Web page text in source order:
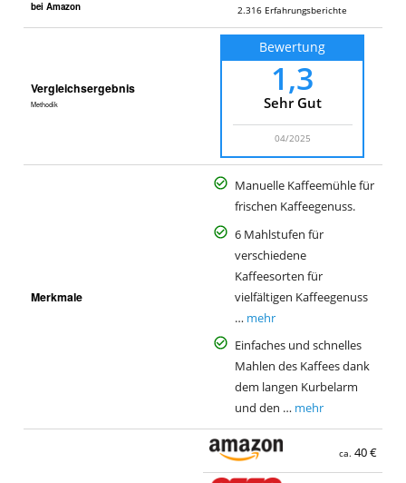
bei Amazon 2.316 Erfahrungsberichte
Vergleichsergebnis
Methodik
Bewertung
1,3
Sehr Gut
04/2025
Merkmale
Manuelle Kaffeemühle für
frischen Kaffeegenuss.
6 Mahlstufen für
verschiedene
Kaffeesorten für
vielfältigen Kaffeegenuss
… mehr
Einfaches und schnelles
Mahlen des Kaffees dank
dem langen Kurbelarm
und den … mehr
ca. 40 €